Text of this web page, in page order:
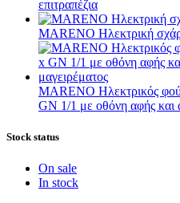
επιτραπέζια
MARENO Ηλεκτρική
MARENO Ηλεκτρικός
GN 1/1 με οθόνη αφής και
Stock status
On sale
In stock